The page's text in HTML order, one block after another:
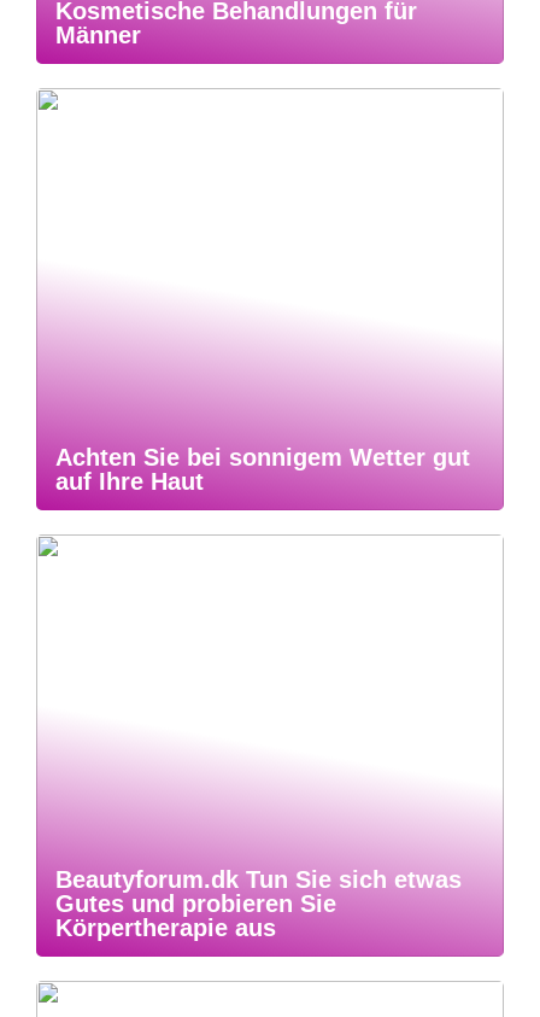
Kosmetische Behandlungen für
Männer
Achten Sie bei sonnigem Wetter gut
auf Ihre Haut
Beautyforum.dk Tun Sie sich etwas
Gutes und probieren Sie
Körpertherapie aus